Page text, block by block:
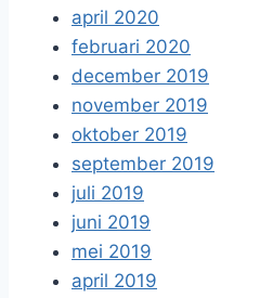
april 2020
februari 2020
december 2019
november 2019
oktober 2019
september 2019
juli 2019
juni 2019
mei 2019
april 2019